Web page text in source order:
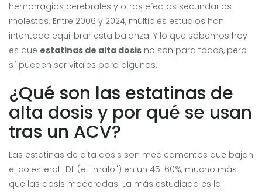
hemorragias cerebrales y otros efectos secundarios
molestos. Entre 2006 y 2024, múltiples estudios han
intentado equilibrar esta balanza. Y lo que sabemos hoy
es que estatinas de alta dosis no son para todos, pero
sí pueden ser vitales para algunos.
¿Qué son las estatinas de
alta dosis y por qué se usan
tras un ACV?
Las estatinas de alta dosis son medicamentos que bajan
el colesterol LDL (el "malo") en un 45-60%, mucho más
que las dosis moderadas. La más estudiada es la